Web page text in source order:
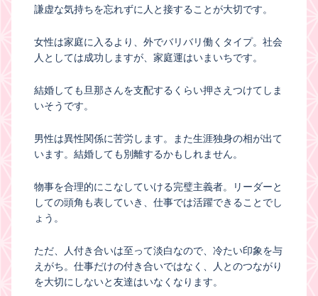
謙虚な気持ちを忘れずに人と接することが大切です。
女性は家庭に入るより、外でバリバリ働くタイプ。社会
人としては成功しますが、家庭運はいまいちです。
結婚しても旦那さんを支配するくらい押さえつけてしま
いそうです。
男性は異性関係に苦労します。また生涯独身の相が出て
います。結婚しても別離するかもしれません。
物事を合理的にこなしていける完璧主義者。リーダーと
しての頭角も表していき、仕事では活躍できることでし
ょう。
ただ、人付き合いは至って淡白なので、冷たい印象を与
えがち。仕事だけの付き合いではなく、人とのつながり
を大切にしないと友達はいなくなります。